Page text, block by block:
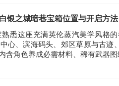
银之城暗巷宝箱位置与开启方法
悉这座充满英伦蒸汽美学风
心、滨海码头、郊区草原与古
含角色养成必需材料、稀有武器